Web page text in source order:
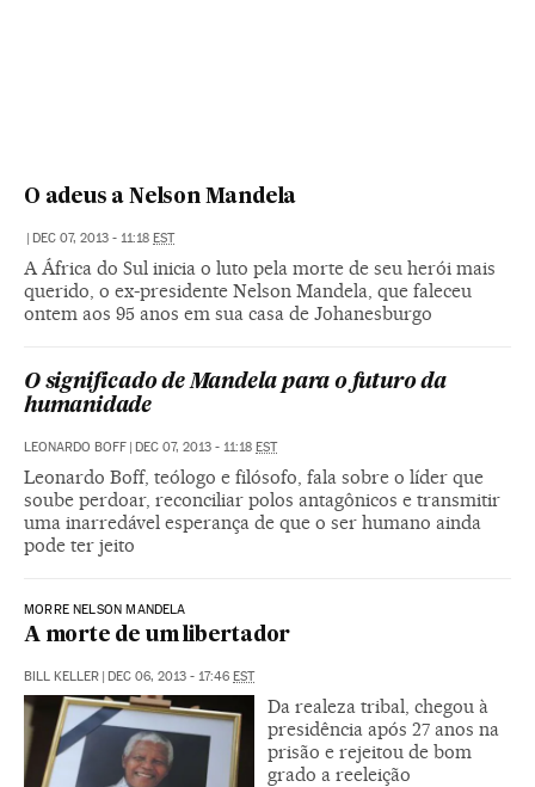
O adeus a Nelson Mandela
| DEC 07, 2013 - 11:18 EST
A África do Sul inicia o luto pela morte de seu herói mais
querido, o ex-presidente Nelson Mandela, que faleceu
ontem aos 95 anos em sua casa de Johanesburgo
O significado de Mandela para o futuro da
humanidade
LEONARDO BOFF | DEC 07, 2013 - 11:18 EST
Leonardo Boff, teólogo e filósofo, fala sobre o líder que
soube perdoar, reconciliar polos antagônicos e transmitir
uma inarredável esperança de que o ser humano ainda
pode ter jeito
MORRE NELSON MANDELA
A morte de um libertador
BILL KELLER | DEC 06, 2013 - 17:46 EST
Da realeza tribal, chegou à
presidência após 27 anos na
prisão e rejeitou de bom
grado a reeleição